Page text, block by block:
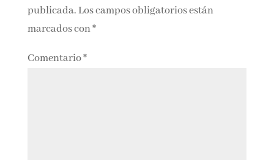
publicada.Los campos obligatorios están
marcados con*
Comentario*